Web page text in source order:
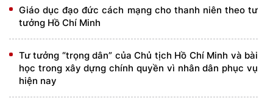
Giáo dục đạo đức cách mạng cho thanh niên theo tư
tưởng Hồ Chí Minh
Tư tưởng “trọng dân” của Chủ tịch Hồ Chí Minh và bài
học trong xây dựng chính quyền vì nhân dân phục vụ
hiện nay